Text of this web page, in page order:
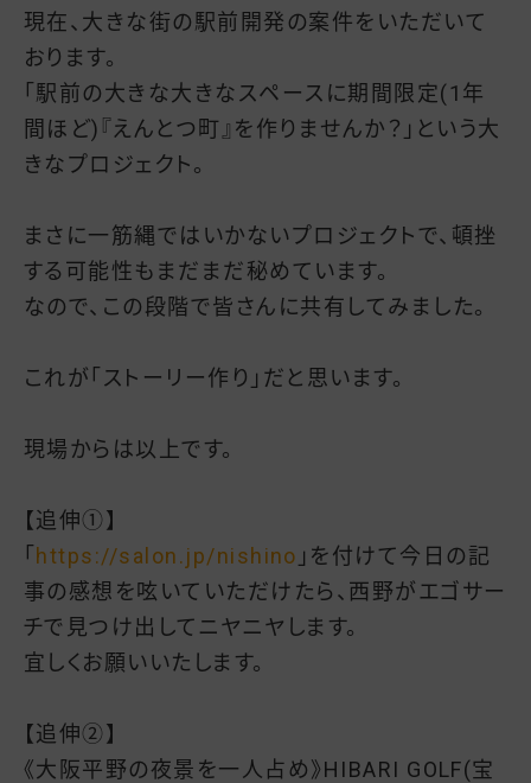
現在、大きな街の駅前開発の案件をいただいて
おります。
「駅前の大きな大きなスペースに期間限定(1年
間ほど)『えんとつ町』を作りませんか？」という大
きなプロジェクト。
まさに一筋縄ではいかないプロジェクトで、頓挫
する可能性もまだまだ秘めています。
なので、この段階で皆さんに共有してみました。
これが「ストーリー作り」だと思います。
現場からは以上です。
【追伸①】
「 https://salon.jp/nishino 」を付けて今日の記
事の感想を呟いていただけたら、西野がエゴサー
チで見つけ出してニヤニヤします。
宜しくお願いいたします。
【追伸②】
《大阪平野の夜景を一人占め》HIBARI GOLF(宝